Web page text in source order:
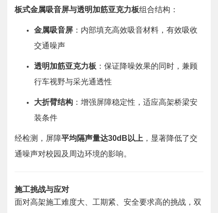
板式金属吸音屏与透明加筋亚克力板组合结构：
金属吸音屏 ：内部填充高效吸音材料，有效吸收
交通噪声
透明加筋亚克力板 ：保证降噪效果的同时，兼顾
行车视野与采光通透性
大折臂结构 ：增强屏障稳定性，适应高架桥梁安
装条件
经检测，屏障平均隔声量达30dB以上 ，显著降低了交
通噪声对校园及周边环境的影响。
施工挑战与应对
面对高架施工难度大、工期紧、安全要求高的挑战，双